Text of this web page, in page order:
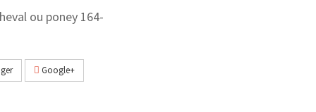
ou poney 164-
Google+